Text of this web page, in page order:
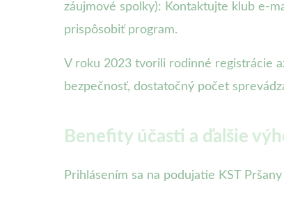
záujmové spolky): Kontaktujte klub e-
prispôsobiť program.
V roku 2023 tvorili rodinné registrácie
bezpečnosť, dostatočný počet
Benefity účasti a ďalšie
Prihlásením sa na podujatie KST